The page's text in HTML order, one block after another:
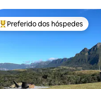
Entre os melhores preferidos
Preferido dos hóspedes